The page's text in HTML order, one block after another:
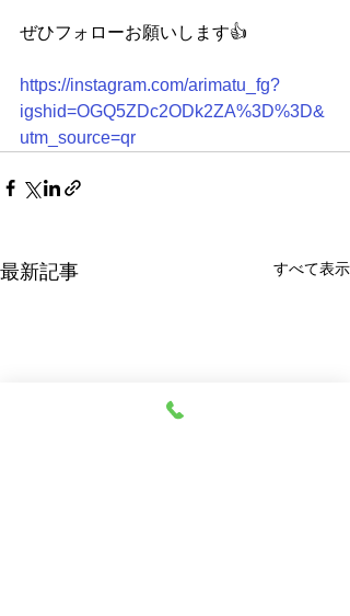
ぜひフォローお願いします👍
https://instagram.com/arimatu_fg?
igshid=OGQ5ZDc2ODk2ZA%3D%3D&
utm_source=qr
最新記事 すべて表示